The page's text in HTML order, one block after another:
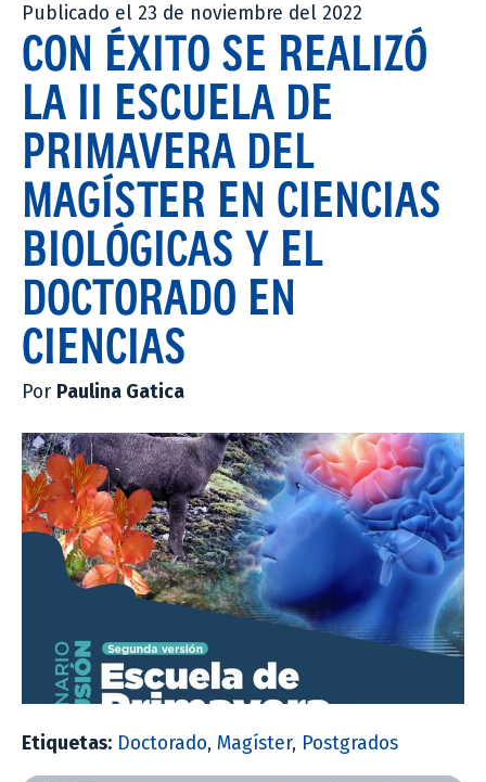
Publicado el 23 de noviembre del 2022
CON ÉXITO SE REALIZÓ
LA II ESCUELA DE
PRIMAVERA DEL
MAGÍSTER EN CIENCIAS
BIOLÓGICAS Y EL
DOCTORADO EN
CIENCIAS
Por Paulina Gatica
Etiquetas: Doctorado, Magíster, Postgrados